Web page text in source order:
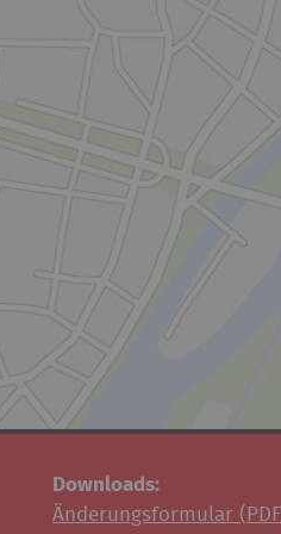
Downloads:
Änderungsformular ( PDF